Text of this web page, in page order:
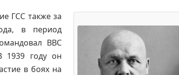
ГСС также за
в период
ВВС
1939 году он
в боях на